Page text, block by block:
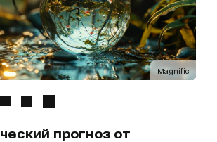
Magnific
прогноз от